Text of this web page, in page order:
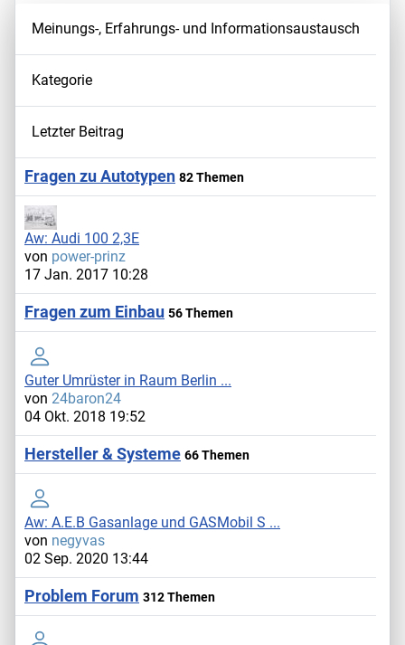
Meinungs-, Erfahrungs- und Informationsaustausch
Kategorie
Letzter Beitrag
Fragen zu Autotypen 82 Themen
Aw: Audi 100 2,3E
von power-prinz
17 Jan. 2017 10:28
Fragen zum Einbau 56 Themen
Guter Umrüster in Raum Berlin ...
von 24baron24
04 Okt. 2018 19:52
Hersteller & Systeme 66 Themen
Aw: A.E.B Gasanlage und GASMobil S ...
von negyvas
02 Sep. 2020 13:44
Problem Forum 312 Themen